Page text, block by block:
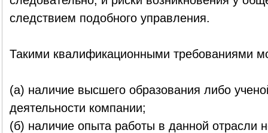
следствием подобного управления.
Такими квалификационными требованиями
(а) наличие высшего образования либо
деятельности компании;
(б) наличие опыта работы в данной отрасли